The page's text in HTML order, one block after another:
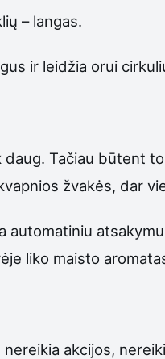
– langas.
ir leidžia orui
Tačiau būtent
žvakės, dar
liko maisto
akcijos,